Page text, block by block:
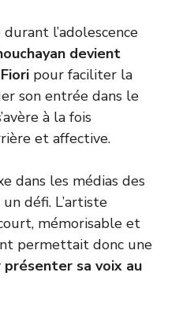
durant l’adolescence
devient
pour faciliter la
son entrée dans le
à la fois
et affective.
dans les médias des
défi. L’artiste
mémorisable et
permettait donc une
sa voix au